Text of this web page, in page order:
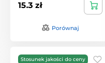
15.3 zł
Porównaj
Stosunek jakości do ceny